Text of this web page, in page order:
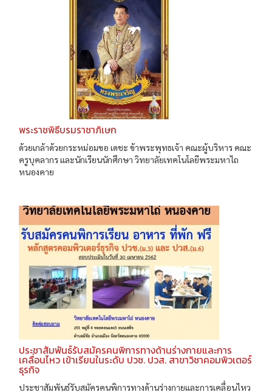
พระราชพิธีบรมราชาภิเษก
ด้วยเกล้าด้วยกระหม่อมขอ เดชะ ข้าพระพุทธเจ้า คณะผู้บริหาร คณะ
ครูบุคลากร และนักเรียนนักศึกษา วิทยาลัยเทคโนโลยีพระมหาไถ
หนองคาย
ประชาสัมพันธ์รับสมัครคนพิการทางด้านร่างกายและการ
เคลื่อนไหว เข้าเรียนในระดับ ปวช. ปวส. สาขาวิชาคอมพิวเตอร์
ธุรกิจ
ประชาสัมพันธ์รับสมัครคนพิการทางด้านร่างกายและการเคลื่อนไหว